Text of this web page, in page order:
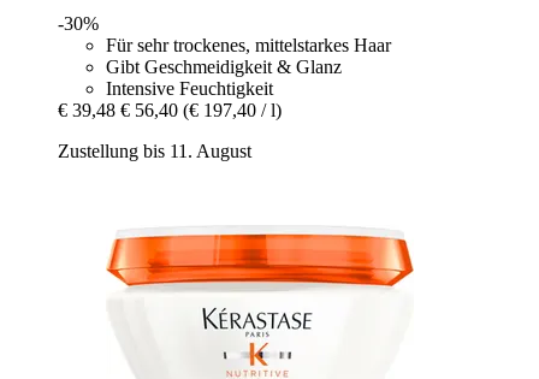
-30%
Für sehr trockenes, mittelstarkes Haar
Gibt Geschmeidigkeit & Glanz
Intensive Feuchtigkeit
€ 39,48 € 56,40 (€ 197,40 / l)
Zustellung bis 11. August